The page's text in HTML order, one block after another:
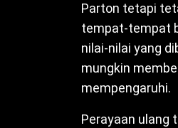
Parton tetapi
tempat-tempat
nilai-nilai yang
mungkin
mempengaruhi.
Perayaan ulang